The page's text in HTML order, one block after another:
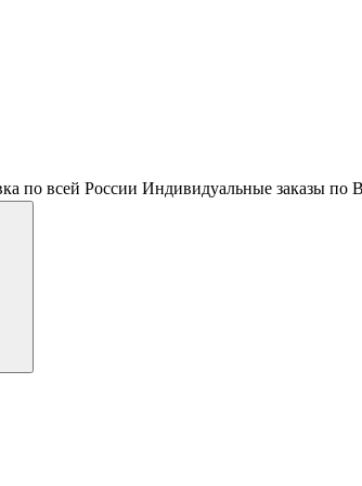
по всей России Индивидуальные заказы по